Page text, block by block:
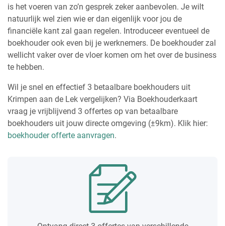
is het voeren van zo’n gesprek zeker aanbevolen. Je wilt
natuurlijk wel zien wie er dan eigenlijk voor jou de
financiële kant zal gaan regelen. Introduceer eventueel de
boekhouder ook even bij je werknemers. De boekhouder zal
wellicht vaker over de vloer komen om het over de business
te hebben.
Wil je snel en effectief 3 betaalbare boekhouders uit
Krimpen aan de Lek vergelijken? Via Boekhouderkaart
vraag je vrijblijvend 3 offertes op van betaalbare
boekhouders uit jouw directe omgeving (±9km). Klik hier:
boekhouder offerte aanvragen.